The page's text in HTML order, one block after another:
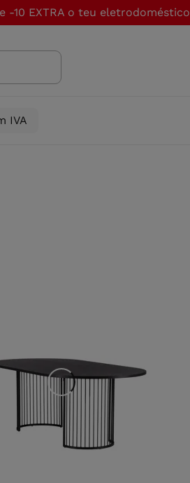
-10 EXTRA o teu eletrodoméstico
IVA